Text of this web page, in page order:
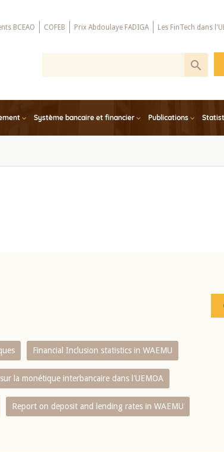
BCEAO COFEB Prix Abdoulaye FADIGA Les FinTech dans
Système bancaire et financier Publications
Financial Inclusion statistics in WAEMU
la monétique interbancaire dans l'UEMOA
Report on deposit and lending rates in WAEMU